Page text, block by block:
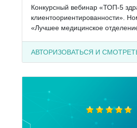
Конкурсный вебинар «ТОП-5
клиентоориентированности».
«Лучшее медицинское
АВТОРИЗОВАТЬСЯ И